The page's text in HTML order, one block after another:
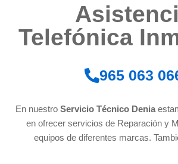
Telefónica
965 063
En nuestro Servicio Técnico Denia
en ofrecer servicios de Reparación y
equipos de diferentes marcas.